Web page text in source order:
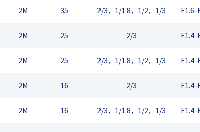
2M 35 2/3，1/1.8，1/2，1/3 F1.6-
2M 25 2/3 F1.4-
2M 25 2/3，1/1.8，1/2，1/3 F1.4-
2M 16 2/3 F1.4-
2M 16 2/3，1/1.8，1/2，1/3 F1.4-